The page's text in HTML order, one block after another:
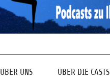
ÜBER UNS ÜBER DIE CASTS